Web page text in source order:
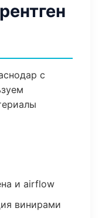
с
и airflow
винирами